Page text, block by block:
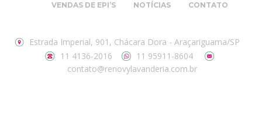
VENDAS DE EPI’S
NOTÍCIAS CONTATO
Estrada Imperial, 901, Chácara Dora - Araçariguama/SP
11 4136-2016
11 95911-8604
contato@renovylavanderia.com.br